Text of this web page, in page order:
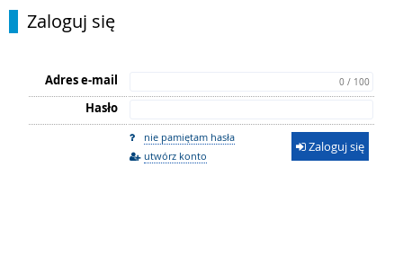
Zaloguj się
Adres e-mail 0 / 100
Hasło
nie pamiętam hasła
utwórz konto
Zaloguj się